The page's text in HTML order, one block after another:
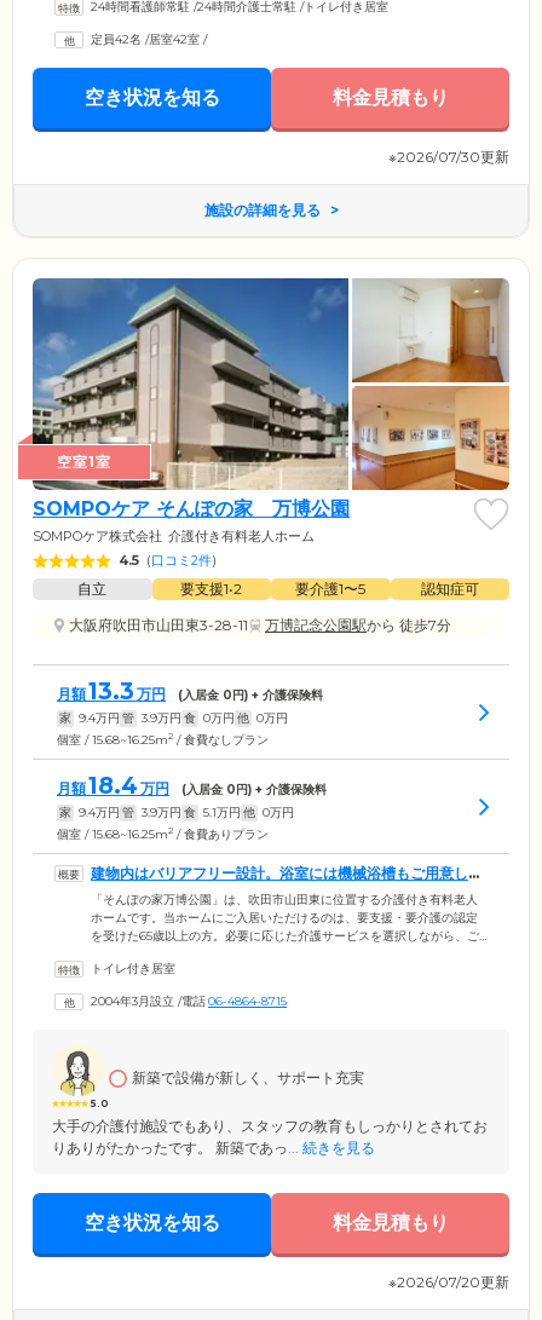
24時間看護師常駐 /24時間介護士常駐 /トイレ付き居室
定員42名 /居室42室 /
空き状況を知る 料金見積もり
※2026/07/30更新
施設の詳細を見る
空室1室
SOMPOケア そんぽの家 万博公園
SOMPOケア株式会社 介護付き有料老人ホーム
4.5 (口コミ2件)
自立 要支援1•2 要介護1〜5
認知症可
大阪府吹田市山田東3-28-11
万博記念公園駅から 徒歩7分
月額13.3 万円 (入居金 0円) + 介護保険料
家 9.4万円 管 3.9万円 食 0万円 他 0万円
個室 / 15.68~16.25m2 / 食費なしプラン
月額18.4 万円 (入居金 0円) + 介護保険料
家 9.4万円 管 3.9万円 食 5.1万円 他 0万円
個室 / 15.68~16.25m2 / 食費ありプラン
建物内はバリアフリー設計。浴室には機械浴槽もご用意して
います
「そんぽの家万博公園」は、吹田市山田東に位置する介護付き有料老人
ホームです。当ホームにご入居いただけるのは、要支援・要介護の認定
を受けた65歳以上の方。必要に応じた介護サービスを選択しながら、ご
は、安全面に配慮した完全バリアフリー設計。段差をなくし各所に手す
部分の浴室には、機械浴槽をご用意。おひとりでのご入浴が難しいご入
トイレ付き居室
2004年3月設立 /電話06-4864-8715
5.0
新築で設備が新しく、サポート充実
大手の介護付施設でもあり、スタッフの教育もしっかりとされてお
りありがたかったです。 新築であっ... 続きを見る
空き状況を知る 料金見積もり
※2026/07/20更新